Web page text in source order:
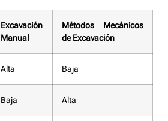
Excavación
Manual
Métodos Mecánicos
de Excavación
Alta Baja
Baja Alta